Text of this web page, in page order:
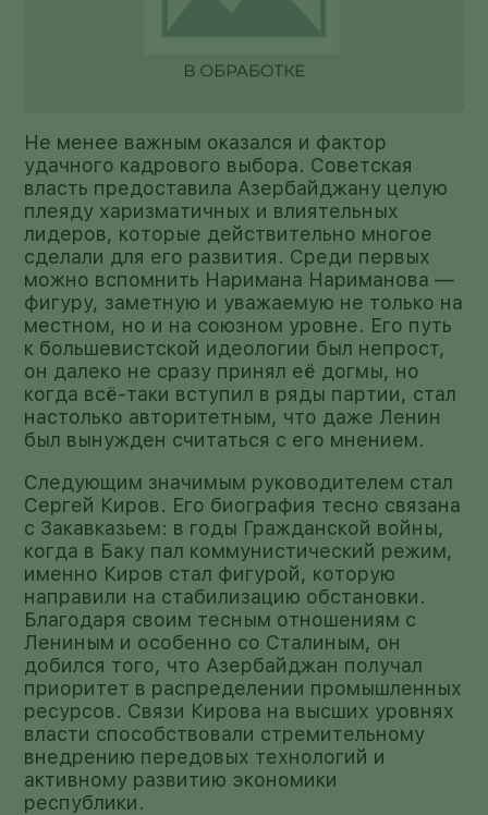
Не менее важным оказался и фактор
удачного кадрового выбора. Советская
власть предоставила Азербайджану целую
плеяду харизматичных и влиятельных
лидеров, которые действительно многое
сделали для его развития. Среди первых
можно вспомнить Наримана Нариманова —
фигуру, заметную и уважаемую не только на
местном, но и на союзном уровне. Его путь
к большевистской идеологии был непрост,
он далеко не сразу принял её догмы, но
когда всё-таки вступил в ряды партии, стал
настолько авторитетным, что даже Ленин
был вынужден считаться с его мнением.
Следующим значимым руководителем стал
Сергей Киров. Его биография тесно связана
с Закавказьем: в годы Гражданской войны,
когда в Баку пал коммунистический режим,
именно Киров стал фигурой, которую
направили на стабилизацию обстановки.
Благодаря своим тесным отношениям с
Лениным и особенно со Сталиным, он
добился того, что Азербайджан получал
приоритет в распределении промышленных
ресурсов. Связи Кирова на высших уровнях
власти способствовали стремительному
внедрению передовых технологий и
активному развитию экономики
республики.